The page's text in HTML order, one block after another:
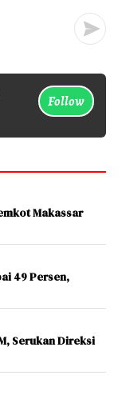
Follow
Makassar
49 Persen,
Serukan Direksi